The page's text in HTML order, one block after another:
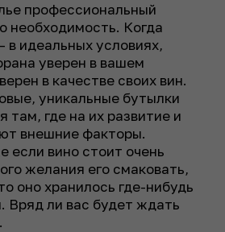
профессиональный
необходимость. Когда
идеальных условиях,
уверен в вашем
в качестве своих вин.
уникальные бутылки
там, где на их развитие и
внешние факторы.
если вино стоит очень
желания его смаковать,
оно хранилось где-нибудь
Вряд ли вас будет ждать